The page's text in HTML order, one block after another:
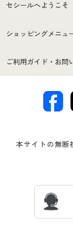
セシールへようこそ
はじめての方へ
セシールご利用規約
著作権・商標につい
ショッピングメニュ
商品カテゴリ
プレゼント＆キャン
ご利用ガイド・お問
交換・返品は
ついて
本サイトの無断